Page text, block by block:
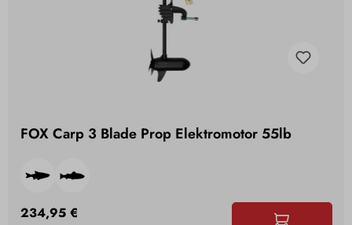
FOX Carp 3 Blade Prop Elektromotor 55lb
234,95 €